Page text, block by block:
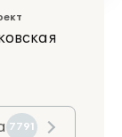
7791